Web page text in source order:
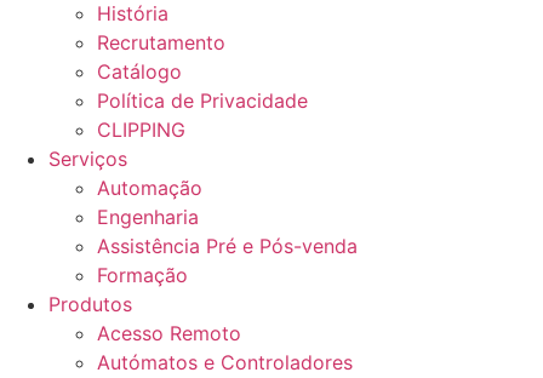
História
Recrutamento
Catálogo
Política de Privacidade
CLIPPING
Serviços
Automação
Engenharia
Assistência Pré e Pós-venda
Formação
Produtos
Acesso Remoto
Autómatos e Controladores